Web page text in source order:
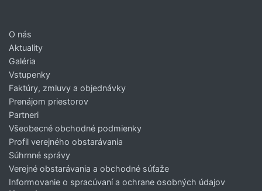
O nás
Aktuality
Galéria
Vstupenky
Faktúry, zmluvy a objednávky
Prenájom priestorov
Partneri
Všeobecné obchodné podmienky
Profil verejného obstarávania
Súhrnné správy
Verejné obstarávania a obchodné súťaže
Informovanie o spracúvaní a ochrane osobných údajov